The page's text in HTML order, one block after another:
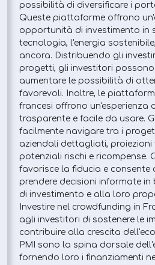
possibilità di diversificare i
Queste piattaforme offrono
opportunità di investimento in
tecnologia, l'energia
ancora. Distribuendo gli
progetti, gli investitori possono
aumentare le possibilità di
favorevoli. Inoltre, le
francesi offrono un'esperienza
trasparente e facile da usare.
facilmente navigare tra i
aziendali dettagliati, proiezioni
potenziali rischi e ricompense.
favorisce la fiducia e consente
prendere decisioni informate
di investimento e alla loro
Investire nel crowdfunding in
agli investitori di sostenere le
contribuire alla crescita
PMI sono la spina dorsale
fornendo loro i finanziamenti